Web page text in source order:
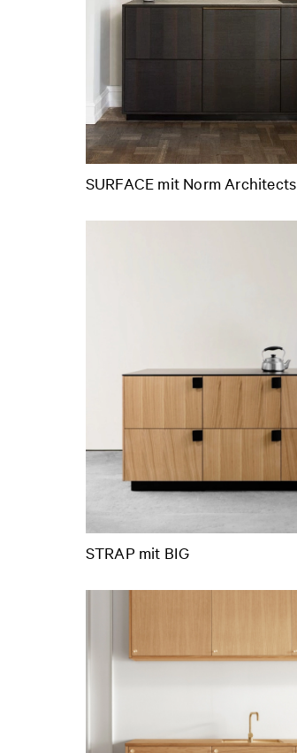
SURFACE mit Norm Architects
STRAP mit BIG